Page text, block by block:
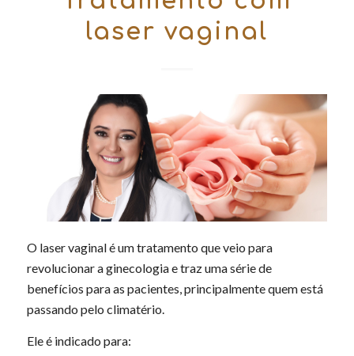
laser vaginal
O laser vaginal é um tratamento que veio para
revolucionar a ginecologia e traz uma série de
benefícios para as pacientes, principalmente quem está
passando pelo climatério.
Ele é indicado para: